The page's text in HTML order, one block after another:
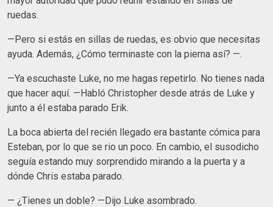
ruedas.
—Pero si estás en sillas de ruedas, es obvio que necesitas
ayuda. Además, ¿Cómo terminaste con la pierna así? —.
—Ya escuchaste Luke, no me hagas repetirlo. No tienes nada
que hacer aquí. —Habló Christopher desde atrás de Luke y
junto a él estaba parado Erik.
La boca abierta del recién llegado era bastante cómica para
Esteban, por lo que se rio un poco. En cambio, el susodicho
seguía estando muy sorprendido mirando a la puerta y a
dónde Chris estaba parado.
— ¿Tienes un doble? —Dijo Luke asombrado.